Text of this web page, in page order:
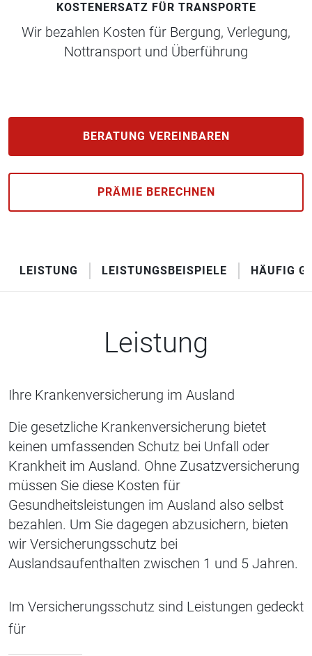
KOSTENERSATZ FÜR TRANSPORTE
Wir bezahlen Kosten für Bergung, Verlegung,
Nottransport und Überführung
BERATUNG VEREINBAREN
PRÄMIE BERECHNEN
LEISTUNG LEISTUNGSBEISPIELE HÄUFIG
Leistung
Ihre Krankenversicherung im Ausland
Die gesetzliche Krankenversicherung bietet
keinen umfassenden Schutz bei Unfall oder
Krankheit im Ausland. Ohne Zusatzversicherung
müssen Sie diese Kosten für
Gesundheitsleistungen im Ausland also selbst
bezahlen. Um Sie dagegen abzusichern, bieten
wir Versicherungsschutz bei
Auslandsaufenthalten zwischen 1 und 5 Jahren.
Im Versicherungsschutz sind Leistungen gedeckt
für